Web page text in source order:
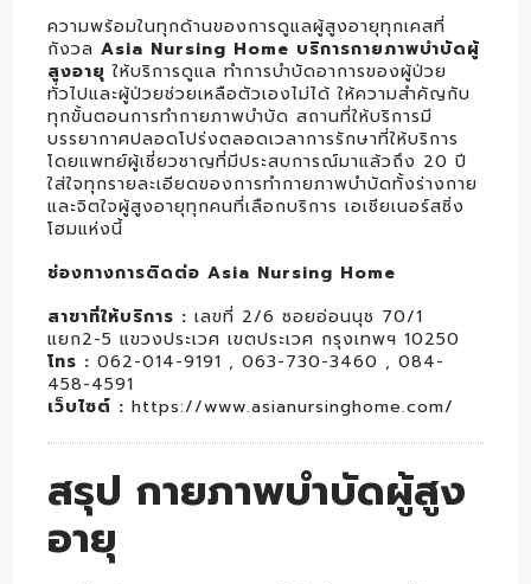
ความพร้อมในทุกด้านของการดูแลผู้สูงอายุทุกเคสที่
กังวล Asia Nursing Home บริการกายภาพบำบัดผู้
สูงอายุ ให้บริการดูแล ทำการบำบัดอาการของผู้ป่วย
ทั่วไปและผู้ป่วยช่วยเหลือตัวเองไม่ได้ ให้ความสำคัญกับ
ทุกขั้นตอนการทำกายภาพบำบัด สถานที่ให้บริการมี
บรรยากาศปลอดโปร่งตลอดเวลาการรักษาที่ให้บริการ
โดยแพทย์ผู้เชี่ยวชาญที่มีประสบการณ์มาแล้วถึง 20 ปี
ใส่ใจทุกรายละเอียดของการทำกายภาพบำบัดทั้งร่างกาย
และจิตใจผู้สูงอายุทุกคนที่เลือกบริการ เอเชียเนอร์สซิ่ง
โฮมแห่งนี้
ช่องทางการติดต่อ Asia Nursing Home
สาขาที่ให้บริการ : เลขที่ 2/6 ซอยอ่อนนุช 70/1
แยก2-5 แขวงประเวศ เขตประเวศ กรุงเทพฯ 10250
โทร : 062-014-9191 , 063-730-3460 , 084-
458-4591
เว็บไซต์ : https://www.asianursinghome.com/
สรุป กายภาพบำบัดผู้สูง
อายุ